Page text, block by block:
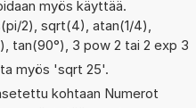
myös käyttää.
2), sqrt(4), atan(1/4),
tan(90°), 3 pow 2 tai 2 exp 3
myös 'sqrt 25'.
kohtaan Numerot